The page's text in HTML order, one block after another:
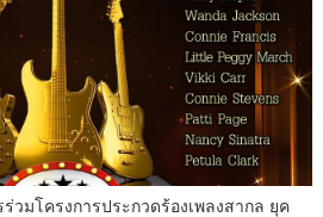
วมโครงการประกวดร้องเพลงสากล ยุค